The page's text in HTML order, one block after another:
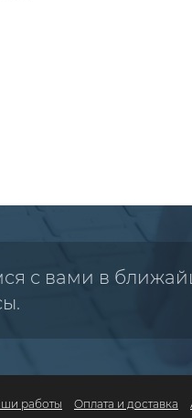
с вами в
работы Оплата и доставка